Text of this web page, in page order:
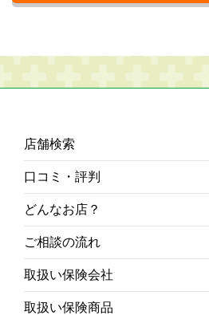
店舗検索
口コミ・評判
どんなお店？
ご相談の流れ
取扱い保険会社
取扱い保険商品